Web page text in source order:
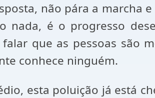
não pára a marcha e
é o progresso
que as pessoas são
conhece ninguém.
esta poluição já está